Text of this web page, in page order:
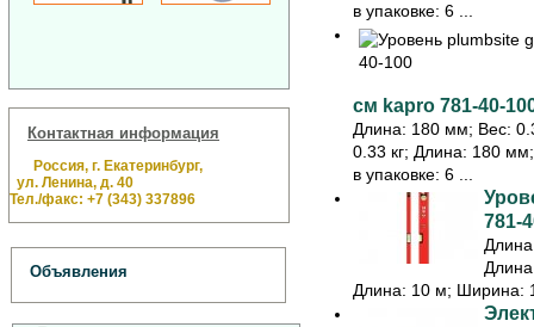
Контактная информация
Россия, г. Екатеринбург,
ул. Ленина, д. 40
Тел./факс: +7 (343) 337896
Объявления
в упаковке: 6 ...
см kapro 781-40-
Длина: 180 мм; Вес:
0.33 кг; Длина: 180
в упаковке: 6 ...
781-
Длина: 10 м; Ширина: